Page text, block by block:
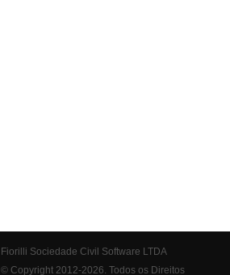
Fiorilli Sociedade Civil Software LTDA
© Copyright 2012-2026. Todos os Direitos